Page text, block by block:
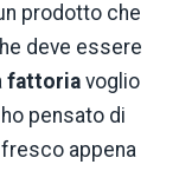
prodotto che
deve essere
fattoria voglio
pensato di
fresco appena